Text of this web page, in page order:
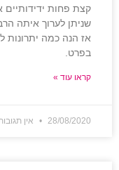
קצת פחות ידידותיים
שניתן לערוך איתה
אז הנה כמה יתרונות
בפרט.
קראו עוד »
28/08/2020 אין תגובות